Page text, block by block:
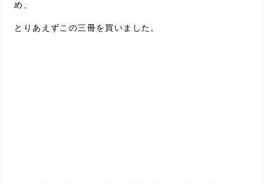
め、
とりあえずこの三冊を買いました。